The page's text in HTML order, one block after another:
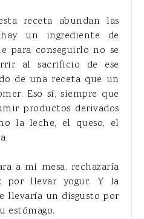
receta abundan las
un ingrediente de
para conseguirlo no se
al sacrificio de ese
de una receta que un
Eso sí, siempre que
productos derivados
la leche, el queso, el
a mi mesa, rechazaría
por llevar yogur. Y la
llevaría un disgusto por
estómago.